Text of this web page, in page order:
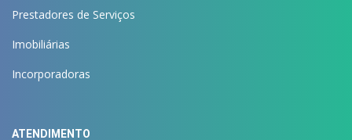
Prestadores de Serviços
Imobiliárias
Incorporadoras
ATENDIMENTO